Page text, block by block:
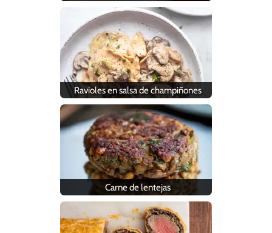
Ravioles en salsa de champiñones
Carne de lentejas